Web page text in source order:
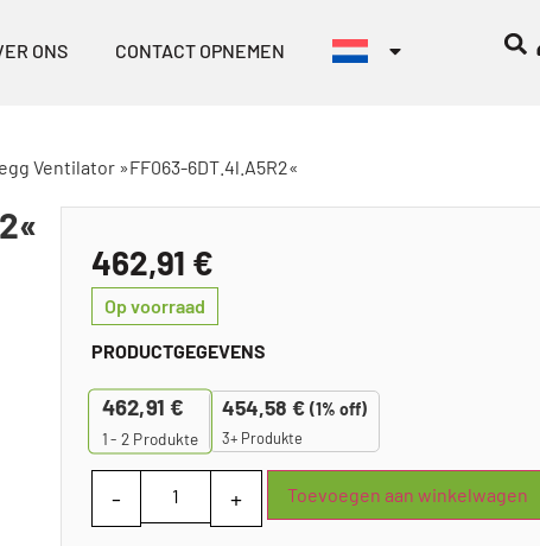
ONS CONTACT OPNEMEN
Ventilator »FF063-6DT.4l.A5R2«
462,91 €
Op voorraad
PRODUCTGEGEVENS
462,91 €
1 - 2 Produkte
454,58€ (1% off)
3+ Produkte
Toevoegen aan winkelwagen